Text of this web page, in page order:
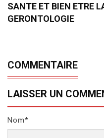
SANTE ET BIEN ETRE
GERONTOLOGIE
COMMENTAIRE
LAISSER UN
Nom*